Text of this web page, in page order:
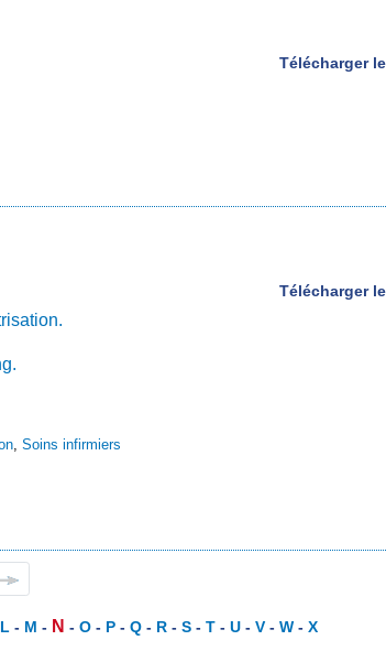
Télécharger
Télécharger
, Soins infirmiers
L - M - N -O - P -Q - R -S -T -U -V -W -X